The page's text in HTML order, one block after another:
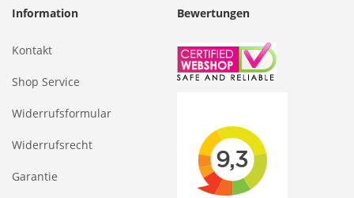
Information
Kontakt
Shop Service
Widerrufsformular
Widerrufsrecht
Garantie
Bewertungen